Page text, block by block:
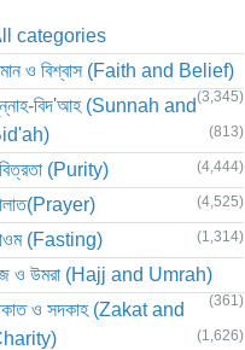
categories
ও বিশ্বাস (Faith and Belief)
(3,345)
বিদ'আহ (Sunnah and
(813)
(Purity) (4,444)
(4,525)
(Fasting) (1,314)
ও উমরা (Hajj and Umrah)
(361)
ও সদকাহ (Zakat and
(1,626)